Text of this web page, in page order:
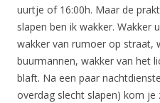
uurtje of 16:00h. Maar de
slapen ben ik wakker. Wakker
wakker van rumoer op straat,
buurmannen, wakker van het
blaft. Na een paar
overdag slecht slapen) kom